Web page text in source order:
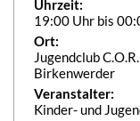
Uhrzeit:
19:00 Uhr bis
Ort:
Jugendclub
Birkenwerder
Veranstalter:
Kinder- und